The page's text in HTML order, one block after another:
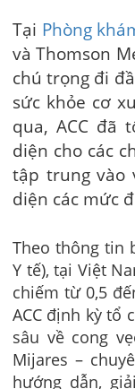
Tại Phòng
và Thomson
chú trọng đi
sức khỏe cơ
qua, ACC đã
diện cho các
tập trung vào
diện các mức
Theo thông tin
Y tế), tại Việt
chiếm từ 0,5
ACC định kỳ tổ
sâu về cong
Mijares –
hướng dẫn,